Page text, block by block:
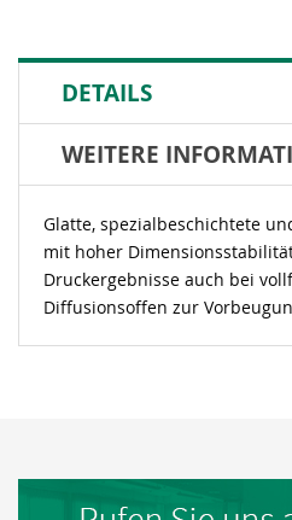
DETAILS
WEITERE
Glatte, spezialbeschichtete
mit hoher
Druckergebnisse auch bei
Diffusionsoffen zur